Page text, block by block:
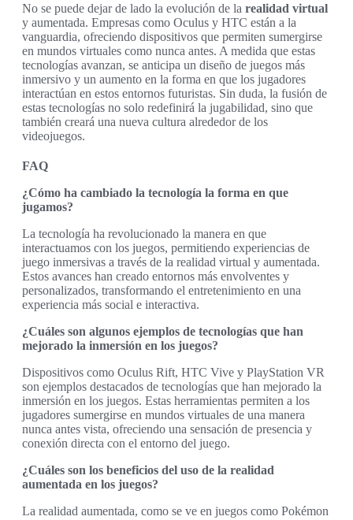
No se puede dejar de lado la evolución de la realidad virtual
y aumentada. Empresas como Oculus y HTC están a la
vanguardia, ofreciendo dispositivos que permiten sumergirse
en mundos virtuales como nunca antes. A medida que estas
tecnologías avanzan, se anticipa un diseño de juegos más
inmersivo y un aumento en la forma en que los jugadores
interactúan en estos entornos futuristas. Sin duda, la fusión de
estas tecnologías no solo redefinirá la jugabilidad, sino que
también creará una nueva cultura alrededor de los
videojuegos.
FAQ
¿Cómo ha cambiado la tecnología la forma en que
jugamos?
La tecnología ha revolucionado la manera en que
interactuamos con los juegos, permitiendo experiencias de
juego inmersivas a través de la realidad virtual y aumentada.
Estos avances han creado entornos más envolventes y
personalizados, transformando el entretenimiento en una
experiencia más social e interactiva.
¿Cuáles son algunos ejemplos de tecnologías que han
mejorado la inmersión en los juegos?
Dispositivos como Oculus Rift, HTC Vive y PlayStation VR
son ejemplos destacados de tecnologías que han mejorado la
inmersión en los juegos. Estas herramientas permiten a los
jugadores sumergirse en mundos virtuales de una manera
nunca antes vista, ofreciendo una sensación de presencia y
conexión directa con el entorno del juego.
¿Cuáles son los beneficios del uso de la realidad
aumentada en los juegos?
La realidad aumentada, como se ve en juegos como Pokémon